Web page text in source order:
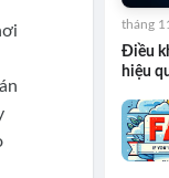
Điều
hiệu
tháng